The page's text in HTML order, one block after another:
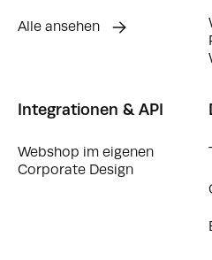
Alle ansehen
Integrationen & API
Webshop im eigenen
Corporate Design